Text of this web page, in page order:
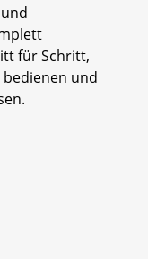
für Schritt,
und